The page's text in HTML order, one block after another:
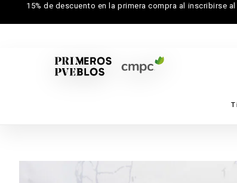
15% de descuento en la primera compra al inscribirse